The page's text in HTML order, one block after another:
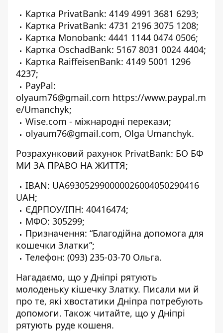
Картка PrivatBank: 4149 4991 3681 6293;
Картка PrivatBank: 4731 2196 3075 1208;
Картка Monobank: 4441 1144 0474 0506;
Картка OschadBank: 5167 8031 0024 4404;
Картка RaiffeisenBank: 4149 5001 1296
4237;
PayPal:
olyaum76@gmail.com https://www.paypal.m
e/Umanchyk;
Wise.com - міжнародні перекази;
olyaum76@gmail.com, Olga Umanchyk.
Розрахунковий рахунок PrivatBank: БО БФ
МИ ЗА ПРАВО НА ЖИТТЯ;
IBAN: UA693052990000026004050290416
UAH;
ЄДРПОУ/ІПН: 40416474;
МФО: 305299;
Призначення: “Благодійна допомога для
кошечки Златки”;
Телефон: (093) 235-03-70 Ольга.
Нагадаємо, що у Дніпрі рятують
молоденьку кішечку Златку. Писали ми й
про те, які хвостатики Дніпра потребують
допомоги. Також читайте, що у Дніпрі
рятують руде кошеня.